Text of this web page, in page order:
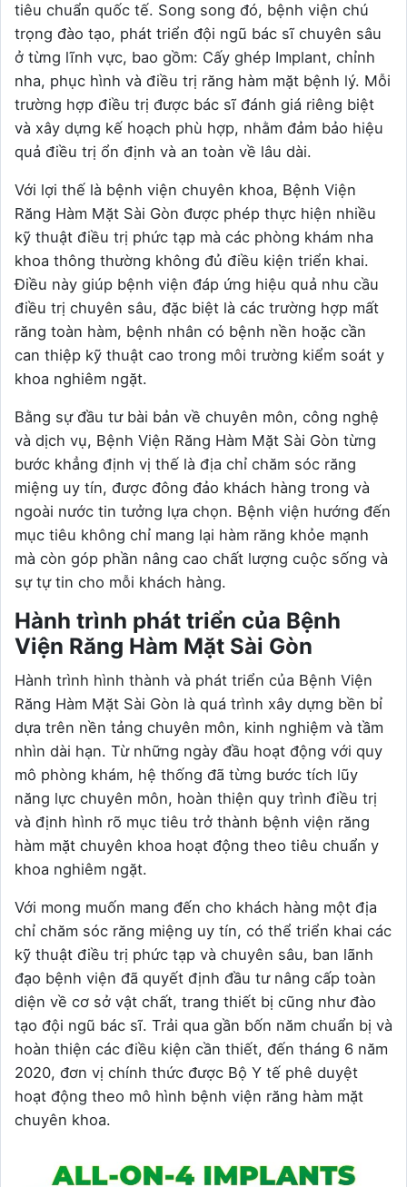
tiêu chuẩn quốc tế. Song song đó, bệnh viện chú
trọng đào tạo, phát triển đội ngũ bác sĩ chuyên sâu
ở từng lĩnh vực, bao gồm: Cấy ghép Implant, chỉnh
nha, phục hình và điều trị răng hàm mặt bệnh lý. Mỗi
trường hợp điều trị được bác sĩ đánh giá riêng biệt
và xây dựng kế hoạch phù hợp, nhằm đảm bảo hiệu
quả điều trị ổn định và an toàn về lâu dài.
Với lợi thế là bệnh viện chuyên khoa, Bệnh Viện
Răng Hàm Mặt Sài Gòn được phép thực hiện nhiều
kỹ thuật điều trị phức tạp mà các phòng khám nha
khoa thông thường không đủ điều kiện triển khai.
Điều này giúp bệnh viện đáp ứng hiệu quả nhu cầu
điều trị chuyên sâu, đặc biệt là các trường hợp mất
răng toàn hàm, bệnh nhân có bệnh nền hoặc cần
can thiệp kỹ thuật cao trong môi trường kiểm soát y
khoa nghiêm ngặt.
Bằng sự đầu tư bài bản về chuyên môn, công nghệ
và dịch vụ, Bệnh Viện Răng Hàm Mặt Sài Gòn từng
bước khẳng định vị thế là địa chỉ chăm sóc răng
miệng uy tín, được đông đảo khách hàng trong và
ngoài nước tin tưởng lựa chọn. Bệnh viện hướng đến
mục tiêu không chỉ mang lại hàm răng khỏe mạnh
mà còn góp phần nâng cao chất lượng cuộc sống và
sự tự tin cho mỗi khách hàng.
Hành trình phát triển của Bệnh
Viện Răng Hàm Mặt Sài Gòn
Hành trình hình thành và phát triển của Bệnh Viện
Răng Hàm Mặt Sài Gòn là quá trình xây dựng bền bỉ
dựa trên nền tảng chuyên môn, kinh nghiệm và tầm
nhìn dài hạn. Từ những ngày đầu hoạt động với quy
mô phòng khám, hệ thống đã từng bước tích lũy
năng lực chuyên môn, hoàn thiện quy trình điều trị
và định hình rõ mục tiêu trở thành bệnh viện răng
hàm mặt chuyên khoa hoạt động theo tiêu chuẩn y
khoa nghiêm ngặt.
Với mong muốn mang đến cho khách hàng một địa
chỉ chăm sóc răng miệng uy tín, có thể triển khai các
kỹ thuật điều trị phức tạp và chuyên sâu, ban lãnh
đạo bệnh viện đã quyết định đầu tư nâng cấp toàn
diện về cơ sở vật chất, trang thiết bị cũng như đào
tạo đội ngũ bác sĩ. Trải qua gần bốn năm chuẩn bị và
hoàn thiện các điều kiện cần thiết, đến tháng 6 năm
2020, đơn vị chính thức được Bộ Y tế phê duyệt
hoạt động theo mô hình bệnh viện răng hàm mặt
chuyên khoa.